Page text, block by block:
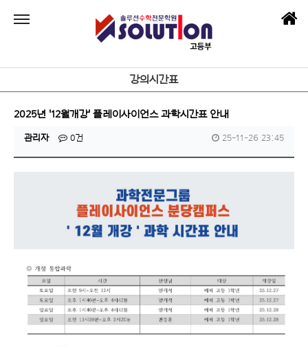
강의시간표
2025년 '12월개강' 플레이사이언스 과학시간표 안내
관리자 0건 25-11-26 23:45